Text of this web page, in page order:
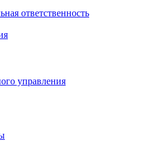
ответственность
управления